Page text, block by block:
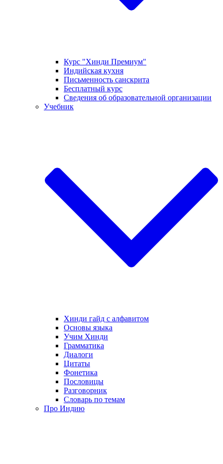
Курс "Хинди Премиум"
Индийская кухня
Письменность санскрита
Бесплатный курс
Сведения об образовательной организации
Учебник
Хинди гайд с алфавитом
Основы языка
Учим Хинди
Грамматика
Диалоги
Цитаты
Фонетика
Пословицы
Разговорник
Словарь по темам
Про Индию